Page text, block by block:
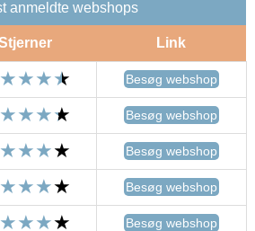
anmeldte webshops
Link
Besøg webshop
Besøg webshop
Besøg webshop
Besøg webshop
Besøg webshop